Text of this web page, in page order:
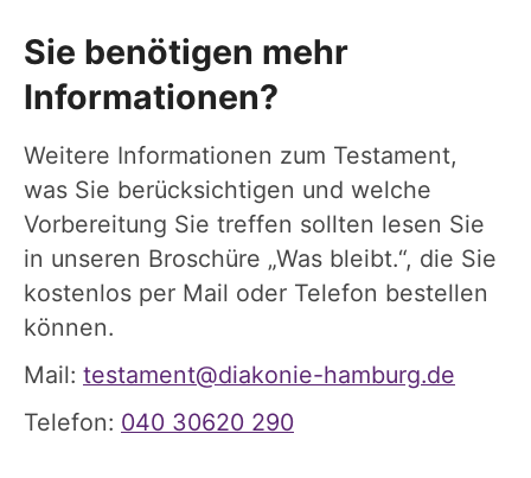
Sie benötigen mehr
Informationen?
Weitere Informationen zum Testament,
was Sie berücksichtigen und welche
Vorbereitung Sie treffen sollten lesen Sie
in unseren Broschüre „Was bleibt.“, die Sie
kostenlos per Mail oder Telefon bestellen
können.
Mail: testament@diakonie-hamburg.de
Telefon: 040 30620 290